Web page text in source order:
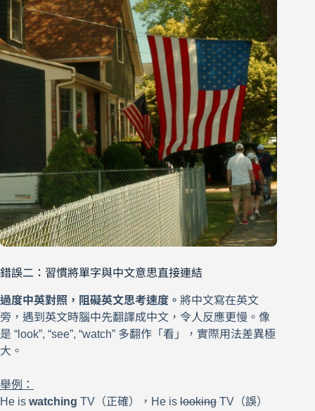
錯誤二：習慣將單字與中文意思直接連結
過度中英對照，阻礙英文思考速度。 將中文寫在英文
旁，遇到英文時腦中先翻譯成中文，令人反應更慢。像
是 “look”, “see”, “watch” 多翻作「看」，實際用法差異極
大。
舉例：
He is watching TV（正確），He is looking TV（誤）